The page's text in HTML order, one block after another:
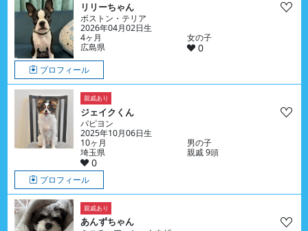
リリーちゃん
ボストン・テリア
2026年04月02日生
4ヶ月
女の子
広島県
0
プロフィール
親戚あり
ジェイクくん
パピヨン
2025年10月06日生
10ヶ月
男の子
埼玉県
親戚 9頭
0
プロフィール
親戚あり
あんずちゃん